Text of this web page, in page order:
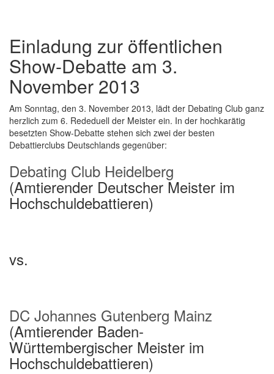
Einladung zur öffentlichen
Show-Debatte am 3.
November 2013
Am Sonntag, den 3. November 2013, lädt der Debating Club ganz
herzlich zum 6. Rededuell der Meister ein. In der hochkarätig
besetzten Show-Debatte stehen sich zwei der besten
Debattierclubs Deutschlands gegenüber:
Debating Club Heidelberg
(Amtierender Deutscher Meister im
Hochschuldebattieren)
vs.
DC Johannes Gutenberg Mainz
(Amtierender Baden-
Württembergischer Meister im
Hochschuldebattieren)